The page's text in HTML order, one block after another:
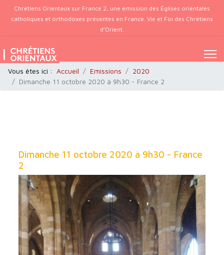
Chrétiens Orientaux sur France 2, une émission des Églises orientales
catholiques et orthodoxes présentes en France. Vie et Foi des Chrétiens
d’Orient.
Vous êtes ici : Accueil Emissions
2020
Dimanche 11 octobre 2020 à 9h30 - France 2
Dimanche 11 octobre 2020 à 9h30 - France
2